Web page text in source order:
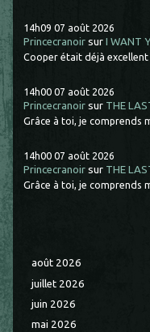
14h09 07 août 2026
Princecranoir surI WANT
Cooper était déjà excellent
14h00 07 août 2026
Princecranoir sur THE
Grâce à toi, je comprends
14h00 07 août 2026
Princecranoir sur THE
Grâce à toi, je comprends
août 2026
juillet 2026
juin 2026
mai 2026